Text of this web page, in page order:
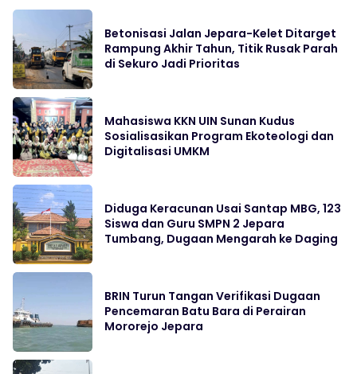
Betonisasi Jalan Jepara-Kelet Ditarget
Rampung Akhir Tahun, Titik Rusak Parah
di Sekuro Jadi Prioritas
Mahasiswa KKN UIN Sunan Kudus
Sosialisasikan Program Ekoteologi dan
Digitalisasi UMKM
Diduga Keracunan Usai Santap MBG, 123
Siswa dan Guru SMPN 2 Jepara
Tumbang, Dugaan Mengarah ke Daging
BRIN Turun Tangan Verifikasi Dugaan
Pencemaran Batu Bara di Perairan
Mororejo Jepara